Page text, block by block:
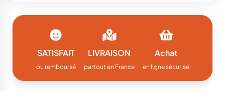
SATISFAIT
ou remboursé
LIVRAISON
partout en France
Achat
en ligne sécurisé